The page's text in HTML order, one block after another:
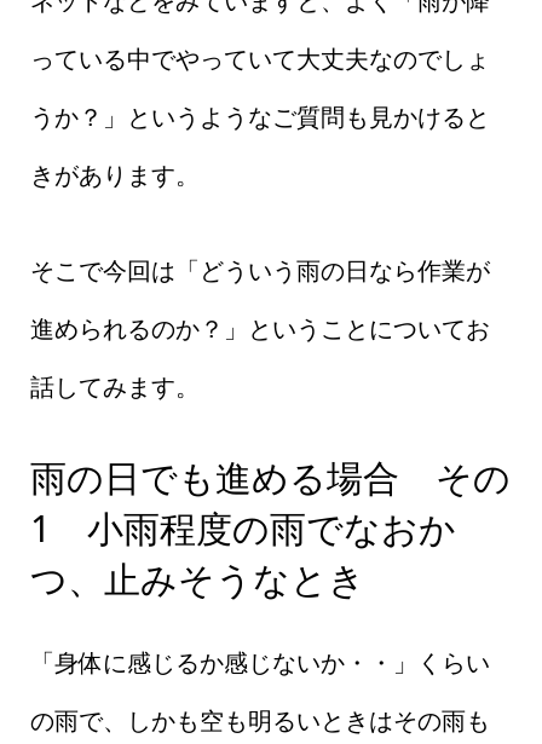
っている中でやっていて大丈夫なのでしょ
うか？」というようなご質問も見かけると
きがあります。
そこで今回は「どういう雨の日なら作業が
進められるのか？」ということについてお
話してみます。
雨の日でも進める場合 その
1 小雨程度の雨でなおか
つ、止みそうなとき
「身体に感じるか感じないか・・」くらい
の雨で、しかも空も明るいときはその雨も